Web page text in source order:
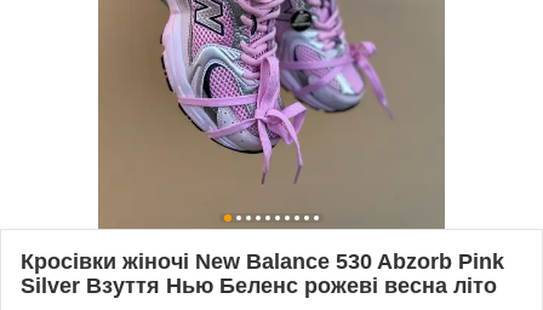
Кросівки жіночі New Balance 530 Abzorb Pink
Silver Взуття Нью Беленс рожеві весна літо